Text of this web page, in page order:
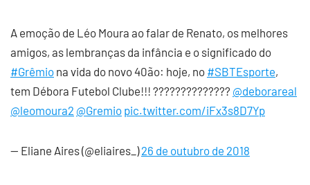
A emoção de Léo Moura ao falar de Renato, os melhores
amigos, as lembranças da infância e o significado do
#Grêmio na vida do novo 40ão: hoje, no #SBTEsporte,
tem Débora Futebol Clube!!! ?????????????? @deborareal
@leomoura2 @Gremio pic.twitter.com/iFx3s8D7Yp
— Eliane Aires (@eliaires_)26 de outubro de 2018